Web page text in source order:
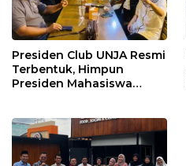
Presiden Club UNJA Resmi
Terbentuk, Himpun
Presiden Mahasiswa
dan Bangsa